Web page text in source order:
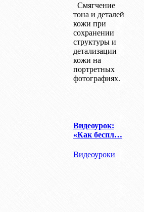
Смягчение
тона и деталей
кожи при
сохранении
структуры и
детализации
кожи на
портретных
фотографиях.
Видеоурок:
«Как беспл…
Видеоуроки